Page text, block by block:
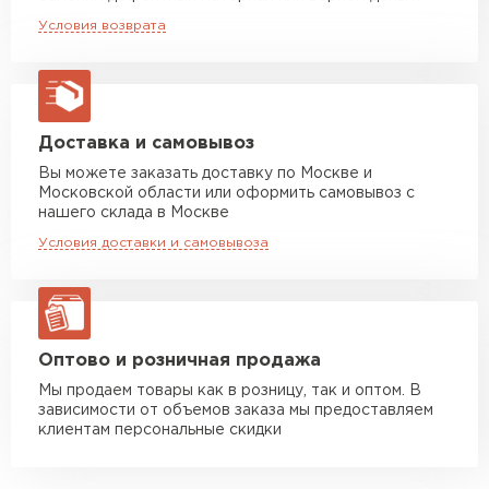
макс. длина груза 13,5 м
Манипулятор до 5 тн
макс. длина груза 6 м
Манипулятор до 10 тн
макс. длина груза 8 м
Манипулятор до 20 тн
Условия возврата
Доставка и самовывоз
Вы можете заказать доставку по Москве и
Московской области или оформить самовывоз с
нашего склада в Москве
Условия доставки и самовывоза
Оптово и розничная продажа
Мы продаем товары как в розницу, так и оптом. В
зависимости от объемов заказа мы предоставляем
клиентам персональные скидки